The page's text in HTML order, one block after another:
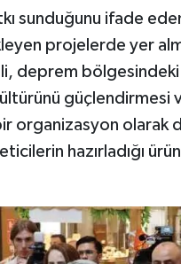
sunduğunu ifade
projelerde yer
deprem
güçlendirmesi
organizasyon
hazırladığı